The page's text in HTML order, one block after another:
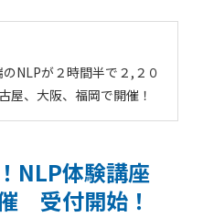
NLPが２時間半で２,２０
屋、大阪、福岡で開催！
NLP体験講座
受付開始！